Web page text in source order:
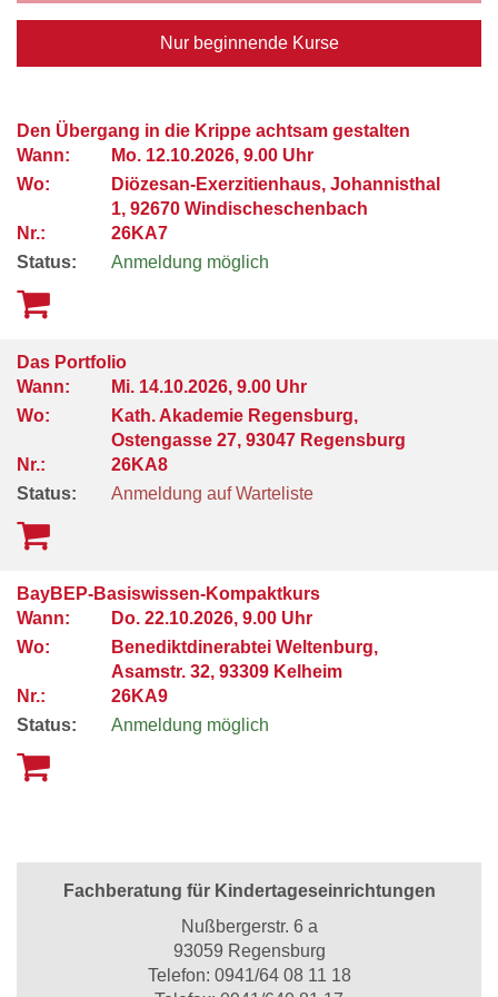
Nur beginnende Kurse
Den Übergang in die Krippe achtsam gestalten
Wann:
Mo. 12.10.2026, 9.00 Uhr
Wo:
Diözesan-Exerzitienhaus, Johannisthal
1, 92670 Windischeschenbach
Nr.:
26KA7
Status:
Anmeldung möglich
Das Portfolio
Wann:
Mi. 14.10.2026, 9.00 Uhr
Wo:
Kath. Akademie Regensburg,
Ostengasse 27, 93047 Regensburg
Nr.:
26KA8
Status:
Anmeldung auf Warteliste
BayBEP-Basiswissen-Kompaktkurs
Wann:
Do. 22.10.2026, 9.00 Uhr
Wo:
Benediktdinerabtei Weltenburg,
Asamstr. 32, 93309 Kelheim
Nr.:
26KA9
Status:
Anmeldung möglich
Fachberatung für Kindertageseinrichtungen
Nußbergerstr. 6 a
93059 Regensburg
Telefon: 0941/64 08 11 18